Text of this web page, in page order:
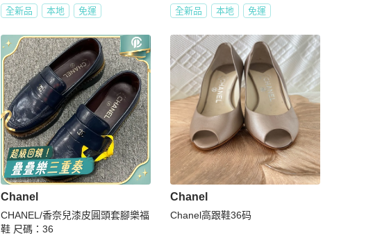
全新品 本地 免運 全新品 本地 免運
Chanel
CHANEL/香奈兒漆皮圓頭套腳樂福
鞋 尺碼：36
Chanel
Chanel高跟鞋36码